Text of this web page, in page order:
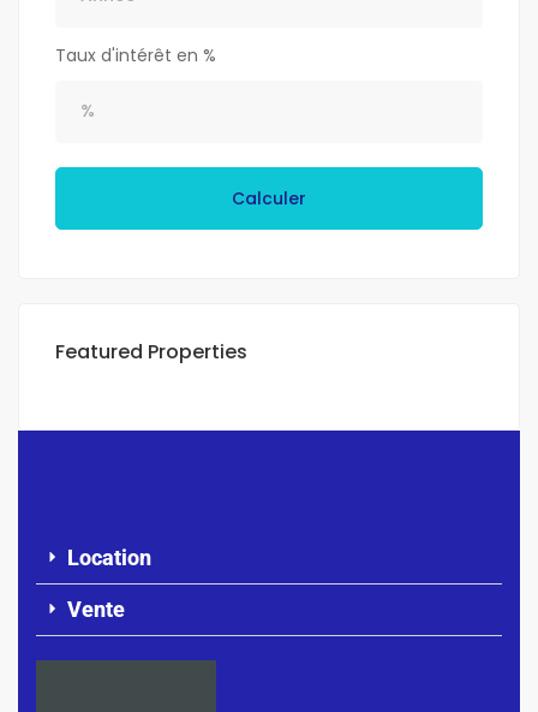
Taux d'intérêt en %
Calculer
Featured Properties
Location
Vente